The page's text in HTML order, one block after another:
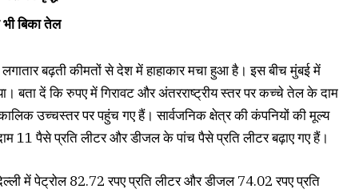
बिका तेल
बढ़ती कीमतों से देश में हाहाकार मचा हुआ है। इस बीच मुंबई में
बता दें कि रुपए में गिरावट और अंतरराष्ट्रीय स्तर पर कच्चे तेल के दाम
उच्चस्तर पर पहुंच गए हैं। सार्वजनिक क्षेत्र की कंपनियों की मूल्य
11 पैसे प्रति लीटर और डीजल के पांच पैसे प्रति लीटर बढ़ाए गए हैं।
में पेट्रोल 82.72 रपए प्रति लीटर और डीजल 74.02 रपए प्रति